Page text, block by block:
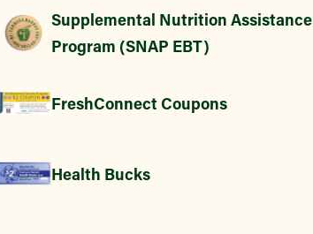
Supplemental Nutrition Assistance
Program (SNAP EBT)
FreshConnect Coupons
Health Bucks